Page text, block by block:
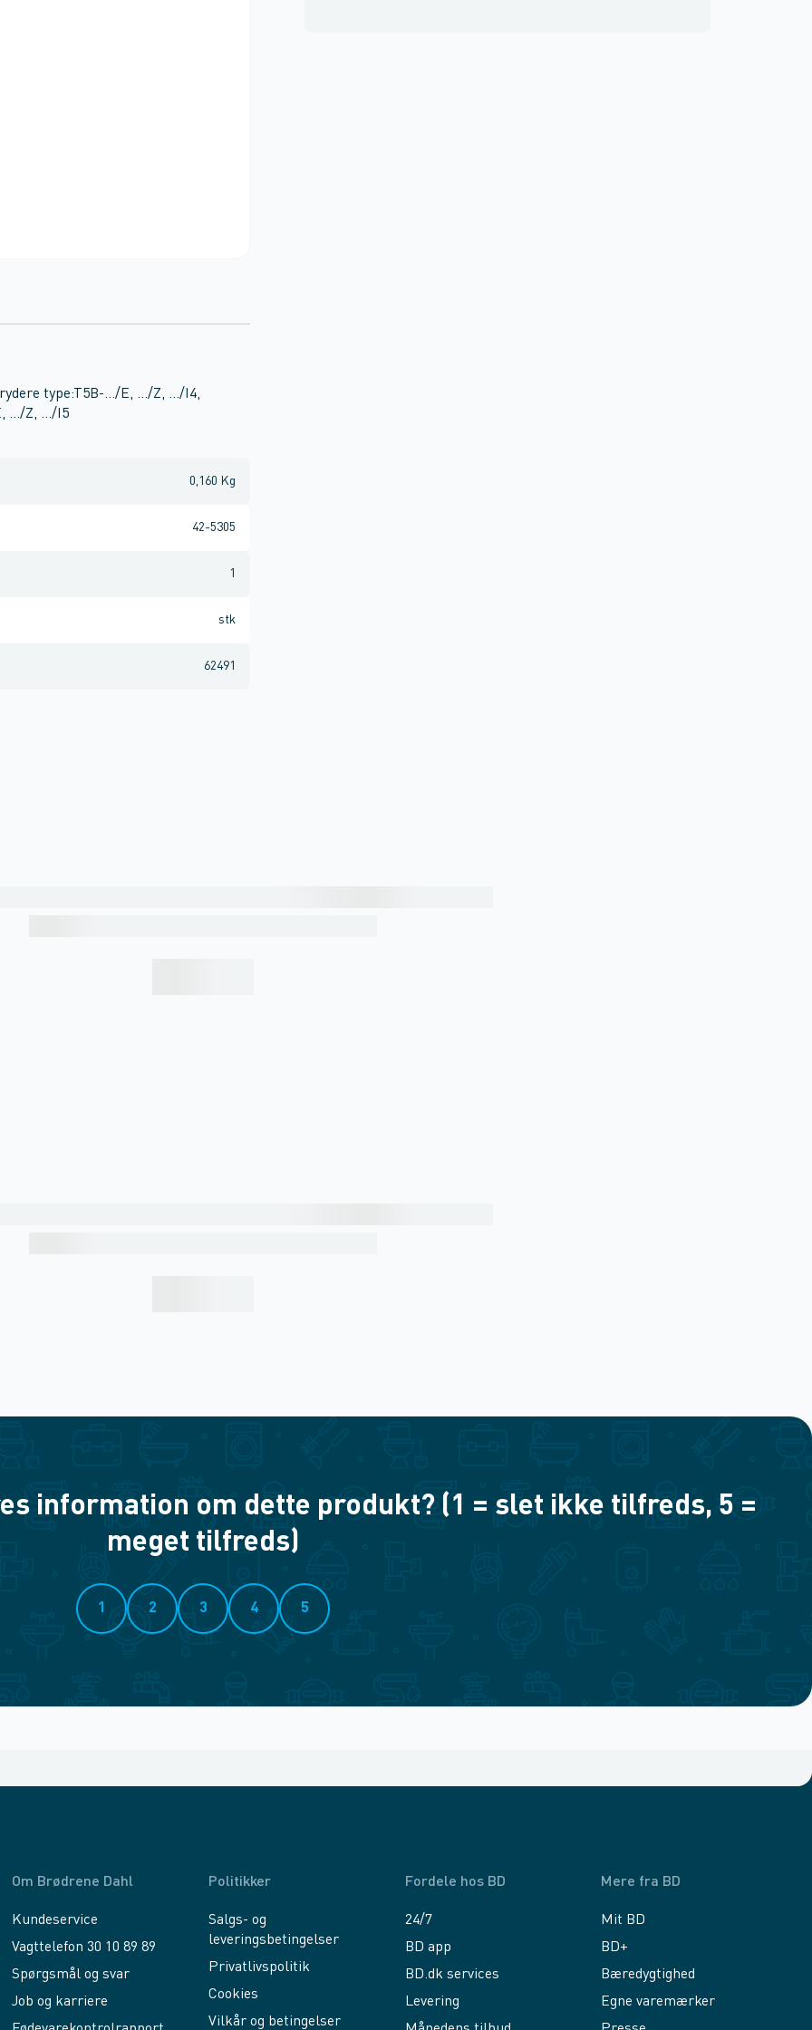
type:T5B-…/E, …/Z, …/I4,
…/Z, …/I5
0,160 Kg
42-5305
1
stk
62491
information om dette produkt? (1 = slet ikke tilfreds, 5 =
meget tilfreds)
1 2 3 4 5
Om Brødrene Dahl
Kundeservice
Vagttelefon 30 10 89 89
Spørgsmål og svar
Job og karriere
Politikker
Salgs- og
leveringsbetingelser
Privatlivspolitik
Cookies
Vilkår og betingelser
Fordele hos BD
24/7
BD app
BD.dk services
Levering
Mere fra BD
Mit BD
BD+
Bæredygtighed
Egne varemærker